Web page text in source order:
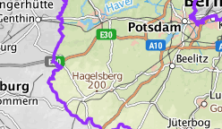
Impressum
Kontakt